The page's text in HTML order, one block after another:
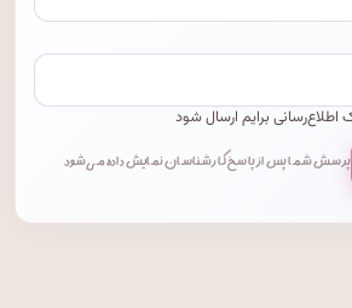
اطلاع‌رسانی برایم ارسال شود
پرسش شما پس از پاسخ کارشناسان نمایش داده می‌شود.